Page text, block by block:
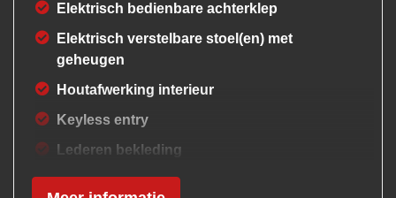
Elektrisch bedienbare achterklep
Elektrisch verstelbare stoel(en) met
geheugen
Houtafwerking interieur
Keyless entry
Lederen bekleding
Luchtvering en automatische niveauregeling